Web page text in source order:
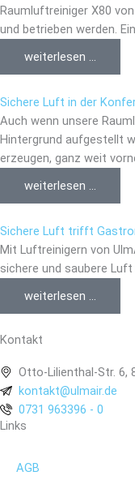
Raumluftreiniger X80
und betrieben werden.
weiterlesen ...
Sichere Luft in der
Auch wenn unsere
Hintergrund aufgestellt
erzeugen, ganz weit
weiterlesen ...
Sichere Luft trifft
Mit Luftreinigern von
sichere und saubere
weiterlesen ...
Kontakt
Otto-Lilienthal-Str. 6,
kontakt@ulmair.de
0731 963396 - 0
Links
AGB